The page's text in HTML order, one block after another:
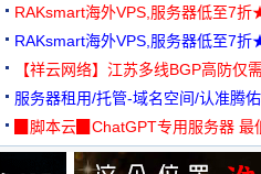
RAKsmart海外VPS,服务器低至7
用★
RAKsmart海外VPS,服务器低至7
用★
【祥云网络】江苏多线BGP高防仅
服务器租用/托管-域名空间/认准腾
▉脚本云▉ChatGPT专用服务器 最
19元/月